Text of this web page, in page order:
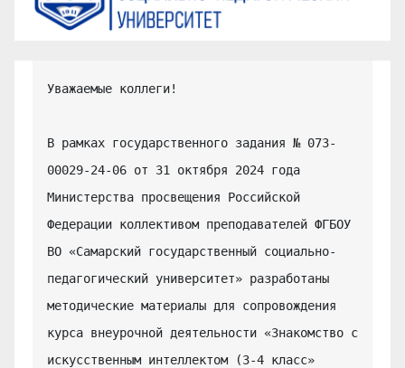
Уважаемые коллеги!
В рамках государственного задания № 073-
00029-24-06 от 31 октября 2024 года
Министерства просвещения Российской
Федерации коллективом преподавателей ФГБОУ
ВО «Самарский государственный социально-
педагогический университет» разработаны
методические материалы для сопровождения
курса внеурочной деятельности «Знакомство с
искусственным интеллектом (3-4 класс»